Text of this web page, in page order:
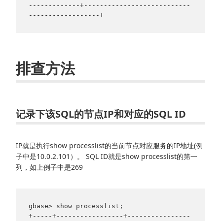
-------------+---------------------------
------------------+
排查方法
记录下该SQL的节点IP和对应的SQL ID
IP就是执行show processlist的当前节点对应服务的IP地址(例
子中是10.0.2.101）。 SQL ID就是show processlist的第一
列，如上例子中是269
gbase> show processlist;
+-----+-----------------+----------------